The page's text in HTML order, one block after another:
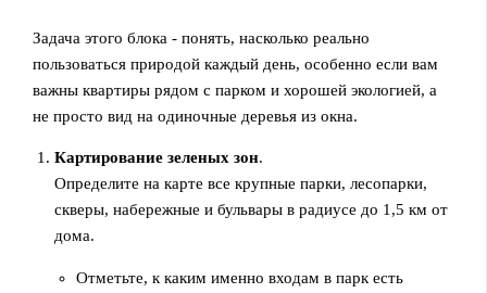
Задача этого блока - понять, насколько реально
пользоваться природой каждый день, особенно если вам
важны квартиры рядом с парком и хорошей экологией, а
не просто вид на одиночные деревья из окна.
Картирование зеленых зон.
Определите на карте все крупные парки, лесопарки,
скверы, набережные и бульвары в радиусе до 1,5 км от
дома.
Отметьте, к каким именно входам в парк есть